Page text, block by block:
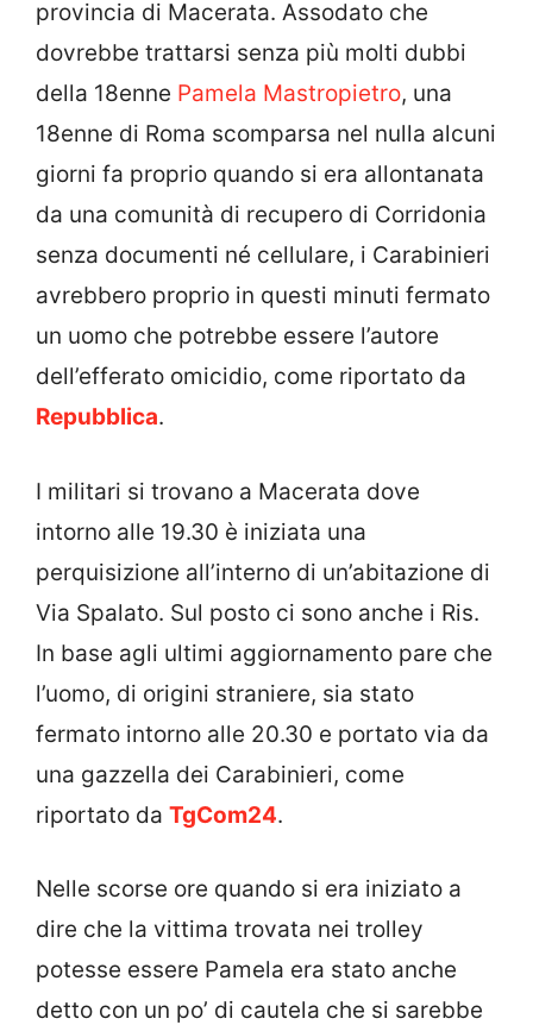
provincia di Macerata. Assodato che
dovrebbe trattarsi senza più molti dubbi
della 18enne Pamela Mastropietro, una
18enne di Roma scomparsa nel nulla alcuni
giorni fa proprio quando si era allontanata
da una comunità di recupero di Corridonia
senza documenti né cellulare, i Carabinieri
avrebbero proprio in questi minuti fermato
un uomo che potrebbe essere l’autore
dell’efferato omicidio, come riportato da
Repubblica.
I militari si trovano a Macerata dove
intorno alle 19.30 è iniziata una
perquisizione all’interno di un’abitazione di
Via Spalato. Sul posto ci sono anche i Ris.
In base agli ultimi aggiornamento pare che
l’uomo, di origini straniere, sia stato
fermato intorno alle 20.30 e portato via da
una gazzella dei Carabinieri, come
riportato da TgCom24.
Nelle scorse ore quando si era iniziato a
dire che la vittima trovata nei trolley
potesse essere Pamela era stato anche
detto con un po’ di cautela che si sarebbe